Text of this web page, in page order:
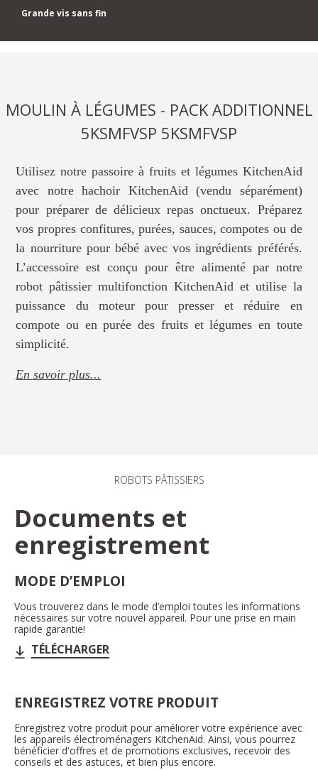
Grande vis sans fin
MOULIN À LÉGUMES - PACK ADDITIONNEL
5KSMFVSP 5KSMFVSP
Utilisez notre passoire à fruits et légumes KitchenAid
avec notre hachoir KitchenAid (vendu séparément)
pour préparer de délicieux repas onctueux. Préparez
vos propres confitures, purées, sauces, compotes ou de
la nourriture pour bébé avec vos ingrédients préférés.
L’accessoire est conçu pour être alimenté par notre
robot pâtissier multifonction KitchenAid et utilise la
puissance du moteur pour presser et réduire en
compote ou en purée des fruits et légumes en toute
simplicité.
En savoir plus...
ROBOTS PÂTISSIERS
Documents et
enregistrement
MODE D’EMPLOI
Vous trouverez dans le mode d’emploi toutes les informations
nécessaires sur votre nouvel appareil. Pour une prise en main
rapide garantie!
TÉLÉCHARGER
ENREGISTREZ VOTRE PRODUIT
Enregistrez votre produit pour améliorer votre expérience avec
les appareils électroménagers KitchenAid. Ainsi, vous pourrez
bénéficier d'offres et de promotions exclusives, recevoir des
conseils et des astuces, et bien plus encore.